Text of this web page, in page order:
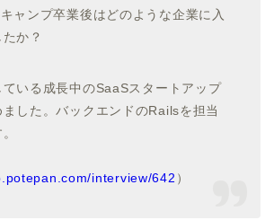
ャンプ卒業後はどのような企業に入
か？
いる成長中のSaaSスタートアップ
した。バックエンドのRailsを担当
interview/642 ）